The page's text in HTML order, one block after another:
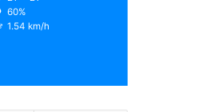
60%
1.54 km/h